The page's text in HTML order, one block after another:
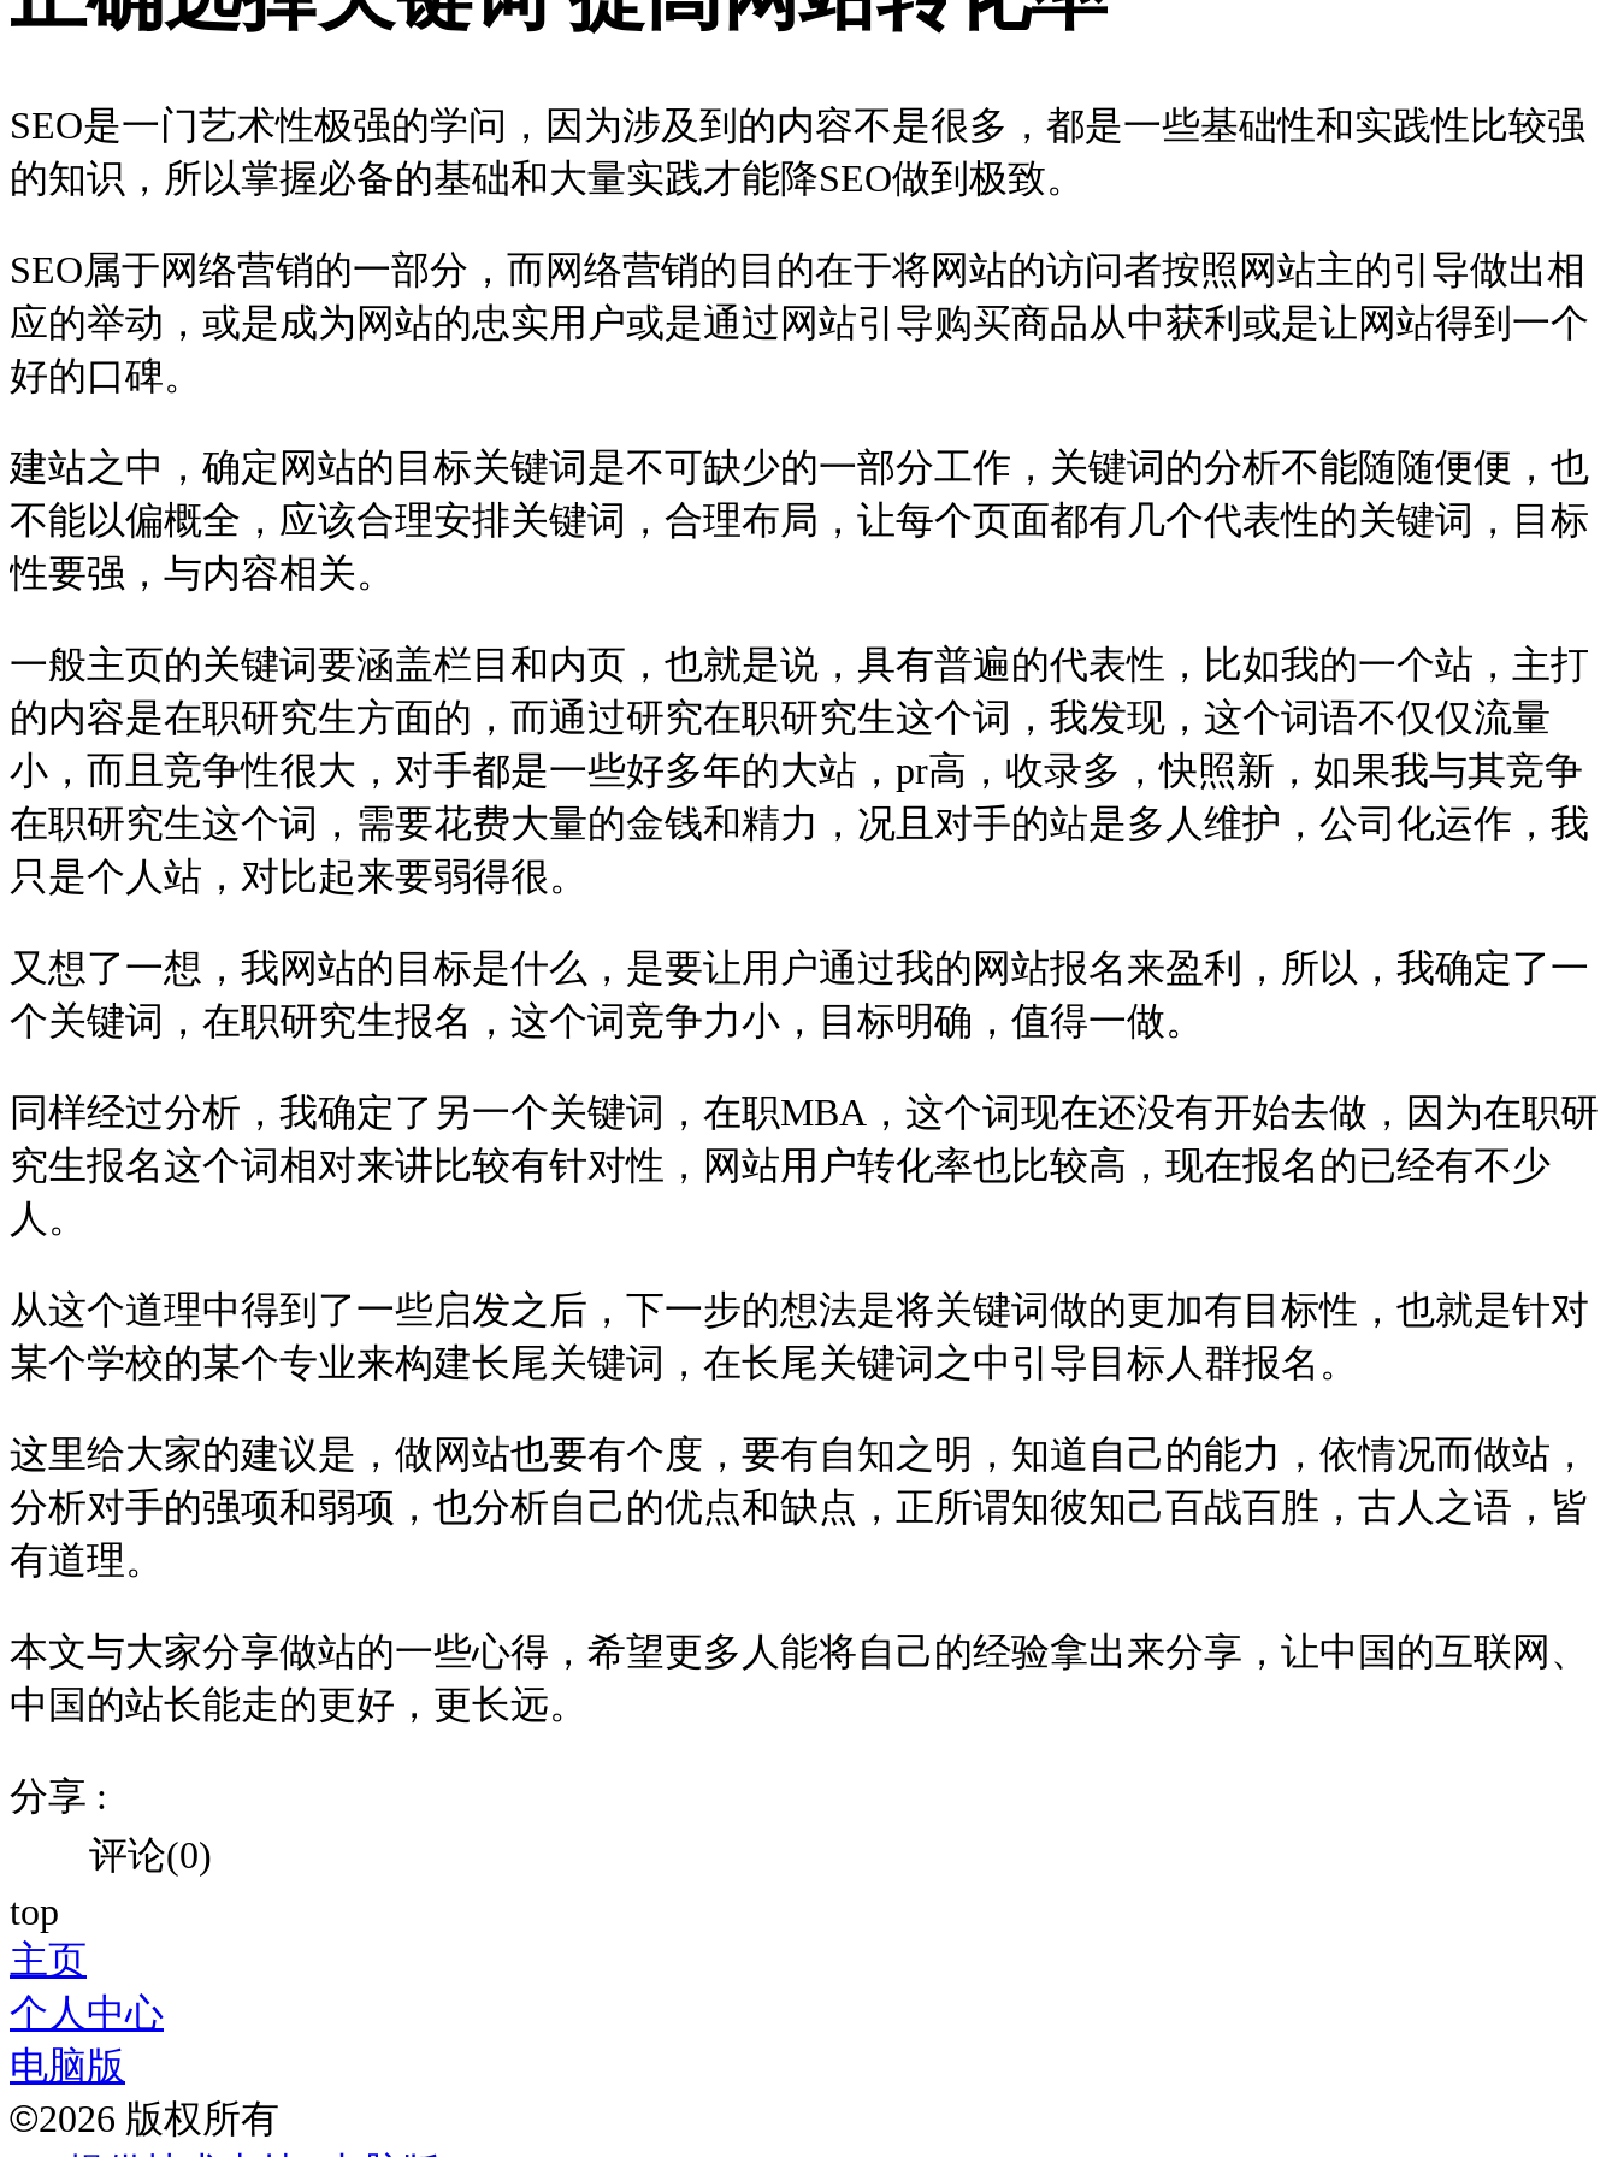
SEO是一门艺术性极强的学问，因为涉及到的内容不是很多，都是一些基础性和实践性比较强
的知识，所以掌握必备的基础和大量实践才能降SEO做到极致。
SEO属于网络营销的一部分，而网络营销的目的在于将网站的访问者按照网站主的引导做出相
应的举动，或是成为网站的忠实用户或是通过网站引导购买商品从中获利或是让网站得到一个
好的口碑。
建站之中，确定网站的目标关键词是不可缺少的一部分工作，关键词的分析不能随随便便，也
不能以偏概全，应该合理安排关键词，合理布局，让每个页面都有几个代表性的关键词，目标
性要强，与内容相关。
一般主页的关键词要涵盖栏目和内页，也就是说，具有普遍的代表性，比如我的一个站，主打
的内容是在职研究生方面的，而通过研究在职研究生这个词，我发现，这个词语不仅仅流量
小，而且竞争性很大，对手都是一些好多年的大站，pr高，收录多，快照新，如果我与其竞争
在职研究生这个词，需要花费大量的金钱和精力，况且对手的站是多人维护，公司化运作，我
只是个人站，对比起来要弱得很。
又想了一想，我网站的目标是什么，是要让用户通过我的网站报名来盈利，所以，我确定了一
个关键词，在职研究生报名，这个词竞争力小，目标明确，值得一做。
同样经过分析，我确定了另一个关键词，在职MBA，这个词现在还没有开始去做，因为在职研
究生报名这个词相对来讲比较有针对性，网站用户转化率也比较高，现在报名的已经有不少
人。
从这个道理中得到了一些启发之后，下一步的想法是将关键词做的更加有目标性，也就是针对
某个学校的某个专业来构建长尾关键词，在长尾关键词之中引导目标人群报名。
这里给大家的建议是，做网站也要有个度，要有自知之明，知道自己的能力，依情况而做站，
分析对手的强项和弱项，也分析自己的优点和缺点，正所谓知彼知己百战百胜，古人之语，皆
有道理。
本文与大家分享做站的一些心得，希望更多人能将自己的经验拿出来分享，让中国的互联网、
中国的站长能走的更好，更长远。
分享 :
评论(0)
top
主页
个人中心
电脑版
©2026 版权所有